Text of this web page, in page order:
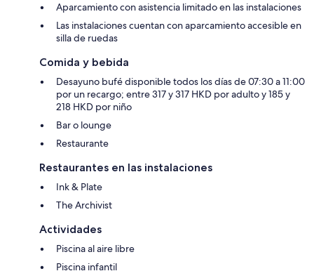
Aparcamiento con asistencia limitado en las instalaciones
Las instalaciones cuentan con aparcamiento accesible en
silla de ruedas
Comida y bebida
Desayuno bufé disponible todos los días de 07:30 a 11:00
por un recargo; entre 317 y 317 HKD por adulto y 185 y
218 HKD por niño
Bar o lounge
Restaurante
Restaurantes en las instalaciones
Ink & Plate
The Archivist
Actividades
Piscina al aire libre
Piscina infantil